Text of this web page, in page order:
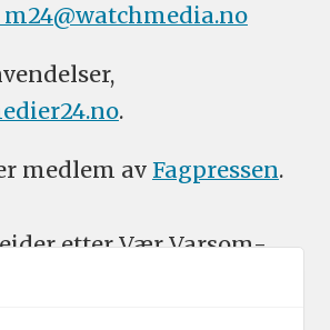
.
medlem av Fagpressen.
etter Vær Varsom-
for god presseskikk.